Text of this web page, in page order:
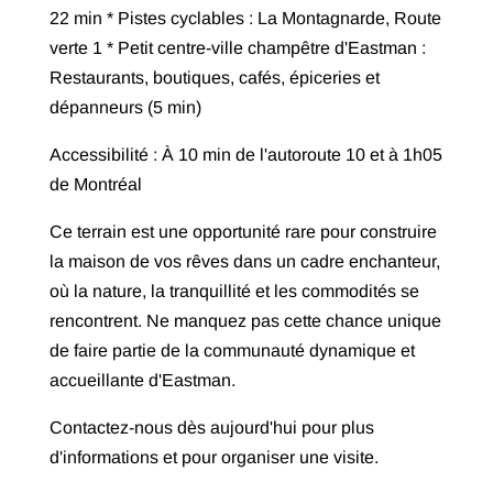
22 min * Pistes cyclables : La Montagnarde, Route
verte 1 * Petit centre-ville champêtre d'Eastman :
Restaurants, boutiques, cafés, épiceries et
dépanneurs (5 min)
Accessibilité : À 10 min de l'autoroute 10 et à 1h05
de Montréal
Ce terrain est une opportunité rare pour construire
la maison de vos rêves dans un cadre enchanteur,
où la nature, la tranquillité et les commodités se
rencontrent. Ne manquez pas cette chance unique
de faire partie de la communauté dynamique et
accueillante d'Eastman.
Contactez-nous dès aujourd'hui pour plus
d'informations et pour organiser une visite.